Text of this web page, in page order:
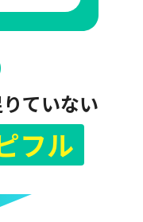
ていない
フル